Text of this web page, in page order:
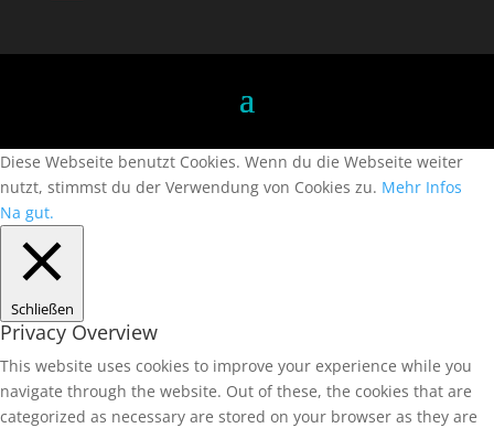
Diese Webseite benutzt Cookies. Wenn du die Webseite weiter
nutzt, stimmst du der Verwendung von Cookies zu. Mehr Infos
Na gut.
Schließen
Privacy Overview
This website uses cookies to improve your experience while you
navigate through the website. Out of these, the cookies that are
categorized as necessary are stored on your browser as they are